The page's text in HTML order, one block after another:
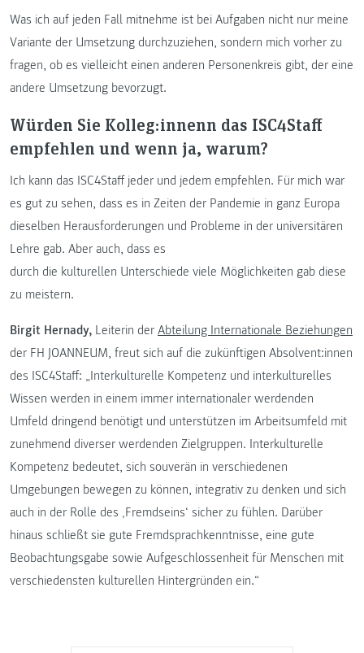
Was ich auf jeden Fall mitnehme ist bei Aufgaben nicht nur meine
Variante der Umsetzung durchzuziehen, sondern mich vorher zu
fragen, ob es vielleicht einen anderen Personenkreis gibt, der eine
andere Umsetzung bevorzugt.
Würden Sie Kolleg:innenn das ISC4Staff
empfehlen und wenn ja, warum?
Ich kann das ISC4Staff jeder und jedem empfehlen. Für mich war
es gut zu sehen, dass es in Zeiten der Pandemie in ganz Europa
dieselben Herausforderungen und Probleme in der universitären
Lehre gab. Aber auch, dass es
durch die kulturellen Unterschiede viele Möglichkeiten gab diese
zu meistern.
Birgit Hernady, Leiterin der Abteilung Internationale Beziehungen
der FH JOANNEUM, freut sich auf die zukünftigen Absolvent:innen
des ISC4Staff: „Interkulturelle Kompetenz und interkulturelles
Wissen werden in einem immer internationaler werdenden
Umfeld dringend benötigt und unterstützen im Arbeitsumfeld mit
zunehmend diverser werdenden Zielgruppen. Interkulturelle
Kompetenz bedeutet, sich souverän in verschiedenen
Umgebungen bewegen zu können, integrativ zu denken und sich
auch in der Rolle des ‚Fremdseins‘ sicher zu fühlen. Darüber
hinaus schließt sie gute Fremdsprachkenntnisse, eine gute
Beobachtungsgabe sowie Aufgeschlossenheit für Menschen mit
verschiedensten kulturellen Hintergründen ein.“